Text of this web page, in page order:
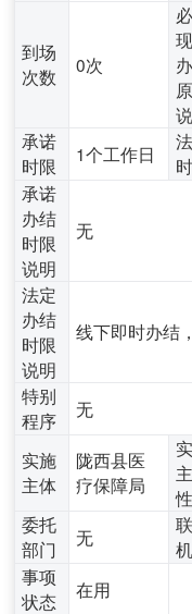
到场
次数
0次
承诺
时限
1个工作日
承诺
办结
时限
说明
无
法定
办结
时限
说明
线下即时办结
特别
程序
无
实施
主体
陇西县医
疗保障局
委托
部门
无
事项
状态
在用